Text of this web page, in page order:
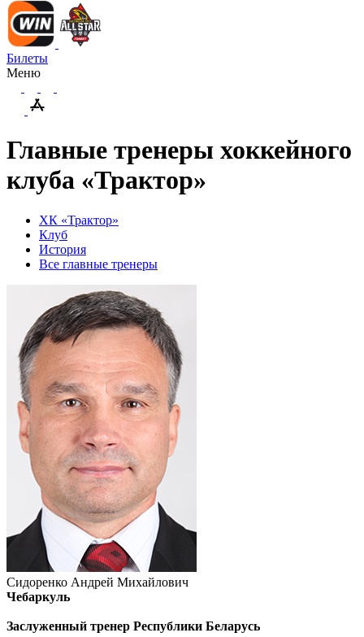
Билеты
Меню
Главные тренеры хоккейного
клуба «Трактор»
ХК «Трактор»
Клуб
История
Все главные тренеры
Сидоренко Андрей Михайлович
Чебаркуль
Заслуженный тренер Республики Беларусь